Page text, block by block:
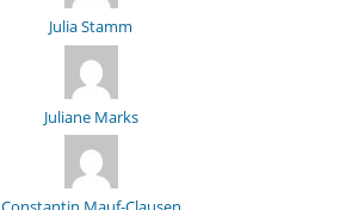
Julia Stamm
Juliane Marks